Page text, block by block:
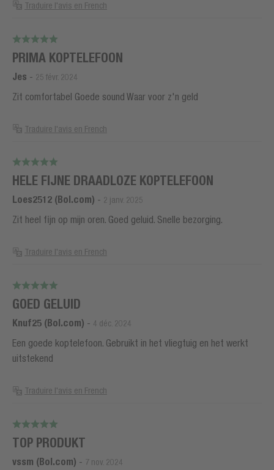
Traduire l'avis en French
PRIMA KOPTELEFOON
Jes - 25 févr. 2024
Zit comfortabel Goede sound Waar voor z'n geld
Traduire l'avis en French
HELE FIJNE DRAADLOZE KOPTELEFOON
Loes2512 (Bol.com) - 2 janv. 2025
Zit heel fijn op mijn oren. Goed geluid. Snelle bezorging.
Traduire l'avis en French
GOED GELUID
Knuf25 (Bol.com) - 4 déc. 2024
Een goede koptelefoon. Gebruikt in het vliegtuig en het werkt
uitstekend
Traduire l'avis en French
TOP PRODUKT
vssm (Bol.com) - 7 nov. 2024